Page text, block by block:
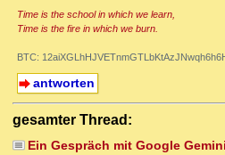
Time is the school in which we learn,
Time is the fire in which we burn.
BTC:
antworten
gesamter Thread:
Ein Gespräch mit Google